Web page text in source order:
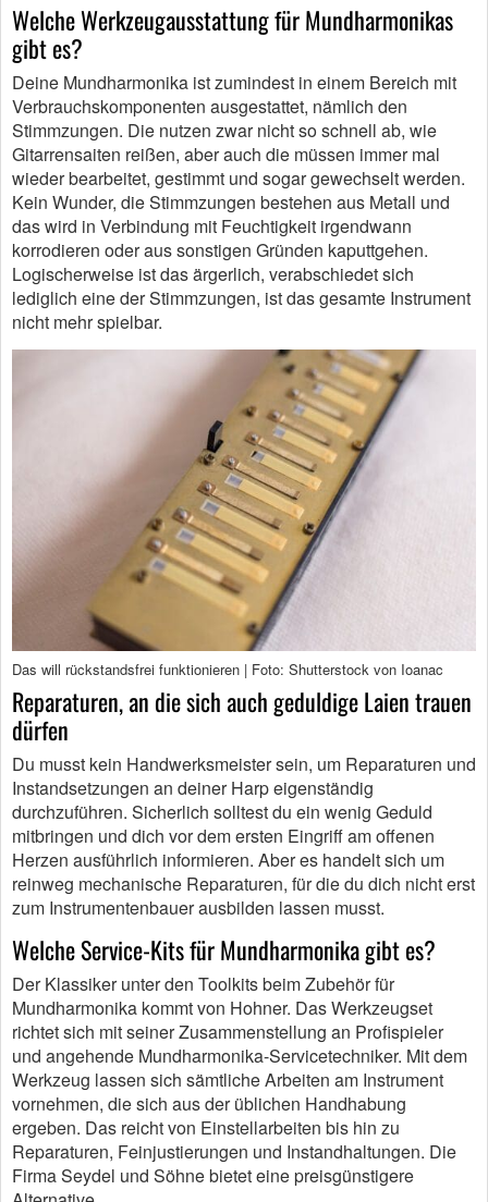
Welche Werkzeugausstattung für Mundharmonikas
gibt es?
Deine Mundharmonika ist zumindest in einem Bereich mit
Verbrauchskomponenten ausgestattet, nämlich den
Stimmzungen. Die nutzen zwar nicht so schnell ab, wie
Gitarrensaiten reißen, aber auch die müssen immer mal
wieder bearbeitet, gestimmt und sogar gewechselt werden.
Kein Wunder, die Stimmzungen bestehen aus Metall und
das wird in Verbindung mit Feuchtigkeit irgendwann
korrodieren oder aus sonstigen Gründen kaputtgehen.
Logischerweise ist das ärgerlich, verabschiedet sich
lediglich eine der Stimmzungen, ist das gesamte Instrument
nicht mehr spielbar.
Das will rückstandsfrei funktionieren | Foto: Shutterstock von Ioanac
Reparaturen, an die sich auch geduldige Laien trauen
dürfen
Du musst kein Handwerksmeister sein, um Reparaturen und
Instandsetzungen an deiner Harp eigenständig
durchzuführen. Sicherlich solltest du ein wenig Geduld
mitbringen und dich vor dem ersten Eingriff am offenen
Herzen ausführlich informieren. Aber es handelt sich um
reinweg mechanische Reparaturen, für die du dich nicht erst
zum Instrumentenbauer ausbilden lassen musst.
Welche Service-Kits für Mundharmonika gibt es?
Der Klassiker unter den Toolkits beim Zubehör für
Mundharmonika kommt von Hohner. Das Werkzeugset
richtet sich mit seiner Zusammenstellung an Profispieler
und angehende Mundharmonika-Servicetechniker. Mit dem
Werkzeug lassen sich sämtliche Arbeiten am Instrument
vornehmen, die sich aus der üblichen Handhabung
ergeben. Das reicht von Einstellarbeiten bis hin zu
Reparaturen, Feinjustierungen und Instandhaltungen. Die
Firma Seydel und Söhne bietet eine preisgünstigere